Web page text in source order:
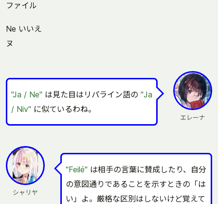
ファイル
Ne いいえ
ヌ
エレーナ
"Ja / Ne" は見た目はリパライン語の "Ja
/ Niv" に似ているわね。
シャリヤ
"Feilé" は相手の言葉に賛成したり、自分
の意図通りであることを示すときの「は
い」よ。厳格な区別はしないけど覚えて